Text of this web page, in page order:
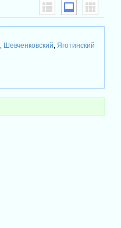
Шевченковский Яготинский